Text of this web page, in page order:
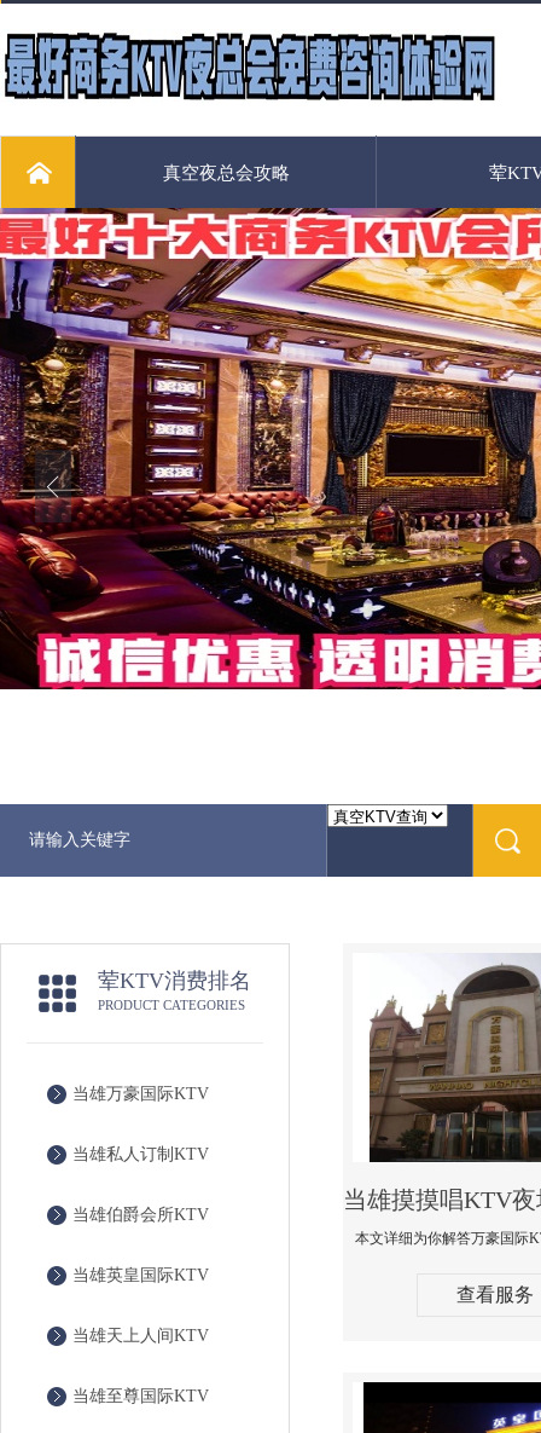
真空夜总会攻略 荤
荤KTV消费排名
PRODUCT CATEGORIES
当雄万豪国际KTV
当雄私人订制KTV
当雄伯爵会所KTV
当雄英皇国际KTV
当雄天上人间KTV
当雄至尊国际KTV
查看服务